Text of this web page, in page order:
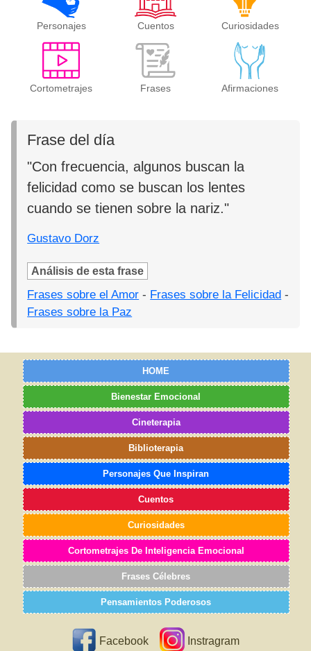
Personajes Cuentos Curiosidades
Cortometrajes Frases Afirmaciones
Frase del día
"Con frecuencia, algunos buscan la
felicidad como se buscan los lentes
cuando se tienen sobre la nariz."
Gustavo Dorz
Análisis de esta frase
Frases sobre el Amor - Frases sobre la Felicidad -
Frases sobre la Paz
HOME
Bienestar Emocional
Cineterapia
Biblioterapia
Personajes Que Inspiran
Cuentos
Curiosidades
Cortometrajes De Inteligencia Emocional
Frases Célebres
Pensamientos Poderosos
Facebook Instragram